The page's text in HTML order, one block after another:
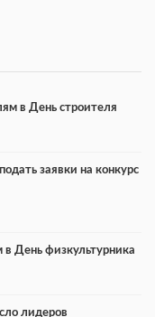
в День строителя
заявки на конкурс
День физкультурника
лидеров